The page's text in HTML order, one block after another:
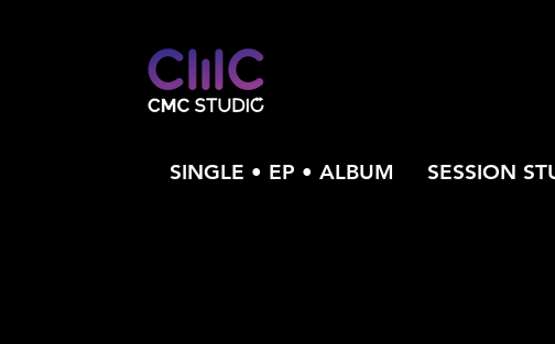
SINGLE • EP • ALBUM SESSION